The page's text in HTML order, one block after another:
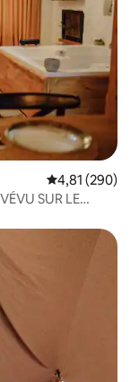
Évaluation
4,81 (290)
SUR LE